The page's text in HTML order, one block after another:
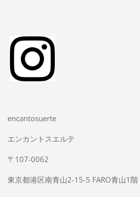
encantosuerte
エンカントスエルテ
〒107-0062
東京都港区南青山2-15-5 FARO青山1階